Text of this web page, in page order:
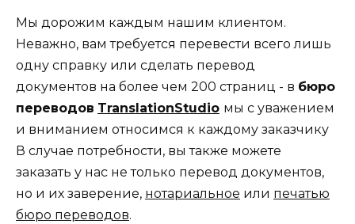
Мы дорожим каждым нашим клиентом.
Неважно, вам требуется перевести всего лишь
одну справку или сделать перевод
документов на более чем 200 страниц - в бюро
переводов TranslationStudio мы с уважением
и вниманием относимся к каждому заказчику
В случае потребности, вы также можете
заказать у нас не только перевод документов,
но и их заверение, нотариальное или печатью
бюро переводов.